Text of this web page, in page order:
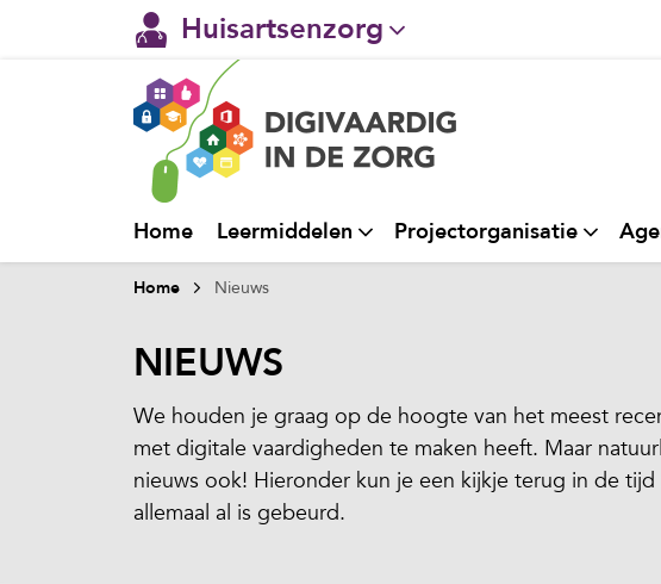
Huisartsenzorg
Gehandicaptenzorg
Verpleeghuiszorg & Zorg thuis
Ziekenhuizen
Home Leermiddelen Projectorganisatie
Home Nieuws
NIEUWS
We houden je graag op de hoogte van het meest
met digitale vaardigheden te maken heeft. Maar
nieuws ook! Hieronder kun je een kijkje terug in de
allemaal al is gebeurd.